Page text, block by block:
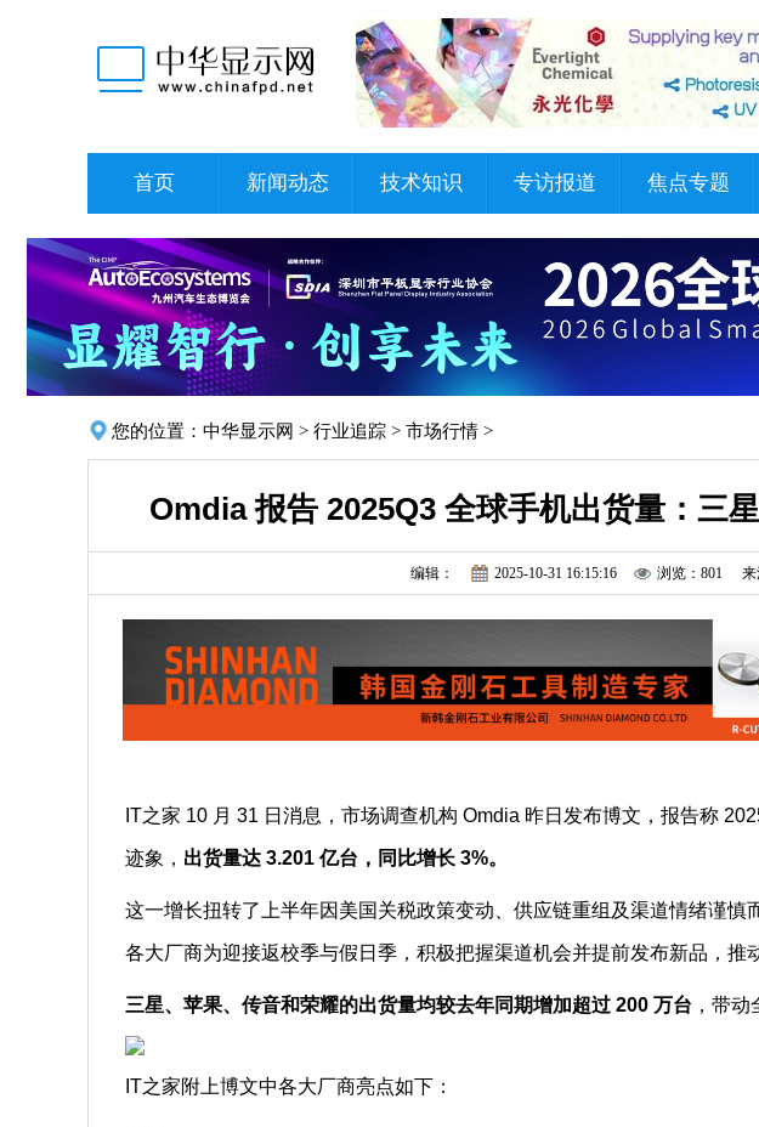
首页 新闻动态 技术知识 专访报道 焦点专题
您的位置： 中华显示网 > 行业追踪 > 市场行情 >
Omdia 报告 2025Q3 全球手机出货量：三
编辑： 2025-10-31 16:15:16 浏览：801 来
IT之家 10 月 31 日消息，市场调查机构 Omdia 昨日发布博文，报告称
迹象， 出货量达 3.201 亿台，同比增长 3%。
这一增长扭转了上半年因美国关税政策变动、供应链重组及渠道情绪谨慎
各大厂商为迎接返校季与假日季，积极把握渠道机会并提前发布新品，推
三星、苹果、传音和荣耀的出货量均较去年同期增加超过 200 万台 ，带
IT之家附上博文中各大厂商亮点如下：